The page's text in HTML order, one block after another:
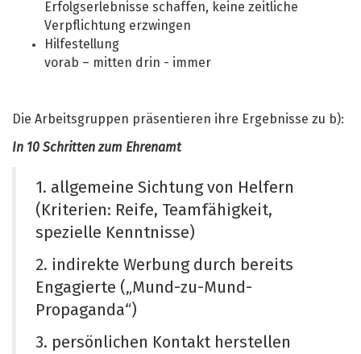
Erfolgserlebnisse schaffen, keine zeitliche
Verpflichtung erzwingen
Hilfestellung
vorab – mitten drin - immer
Die Arbeitsgruppen präsentieren ihre Ergebnisse zu b):
In 10 Schritten zum Ehrenamt
1. allgemeine Sichtung von Helfern
(Kriterien: Reife, Teamfähigkeit,
spezielle Kenntnisse)
2. indirekte Werbung durch bereits
Engagierte („Mund-zu-Mund-
Propaganda“)
3. persönlichen Kontakt herstellen